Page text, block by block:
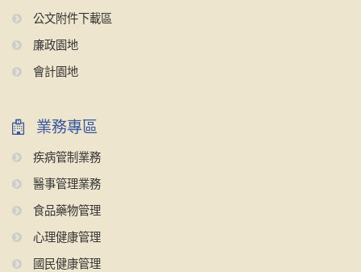
公文附件下載區
廉政園地
會計園地
業務專區
疾病管制業務
醫事管理業務
食品藥物管理
心理健康管理
國民健康管理